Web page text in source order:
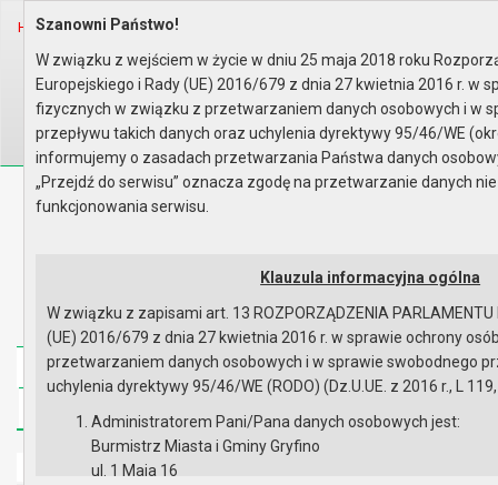
Home Organy Rada Miejska
Wyszukaj na stronie:
A AA
Biuletyn Informacji Publicznej
Strona główna Mapa serwisu Aktualności
Strona główna
Szanowni Państwo!
W związku z wejściem w życie w dniu 25 maja 2018 roku
Europejskiego i Rady (UE) 2016/679 z dnia 27 kwietnia 2016 r. w
fizycznych w związku z przetwarzaniem danych osobowych i w
przepływu takich danych oraz uchylenia dyrektywy 95/46/WE
informujemy o zasadach przetwarzania Państwa danych
„Przejdź do serwisu” oznacza zgodę na przetwarzanie danych
funkcjonowania serwisu.
Klauzula informacyjna ogólna
W związku z zapisami art. 13 ROZPORZĄDZENIA PARLAMENTU
(UE) 2016/679 z dnia 27 kwietnia 2016 r. w sprawie ochrony
przetwarzaniem danych osobowych i w sprawie swobodnego
uchylenia dyrektywy 95/46/WE (RODO) (Dz.U.UE. z 2016 r., L
Administratorem Pani/Pana danych osobowych jest:
Burmistrz Miasta i Gminy Gryfino
ul. 1 Maja 16